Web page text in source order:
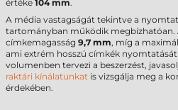
értéke 104 mm.
A média vastagságát tekintve a
tartományban működik megbízhatóan.
címkemagasság 9,7 mm, míg a
ami extrém hosszú címkék
volumenben tervezi a beszerzést,
raktári kínálatunkat is vizsgálja meg a
érdekében.